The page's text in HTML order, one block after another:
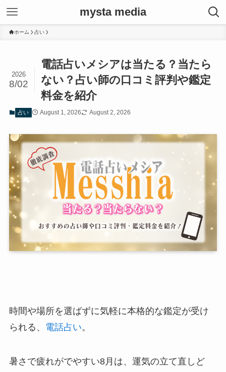
mysta media
ホーム 占い
電話占いメシアは当たる？当たら
ない？占い師の口コミ評判や鑑定
料金を紹介
2026
8/02
占い August 1, 2026 August 2, 2026
時間や場所を選ばずに気軽に本格的な鑑定が受け
られる、 電話占い。
暑さで疲れがでやすい8月は、運気の立て直しど